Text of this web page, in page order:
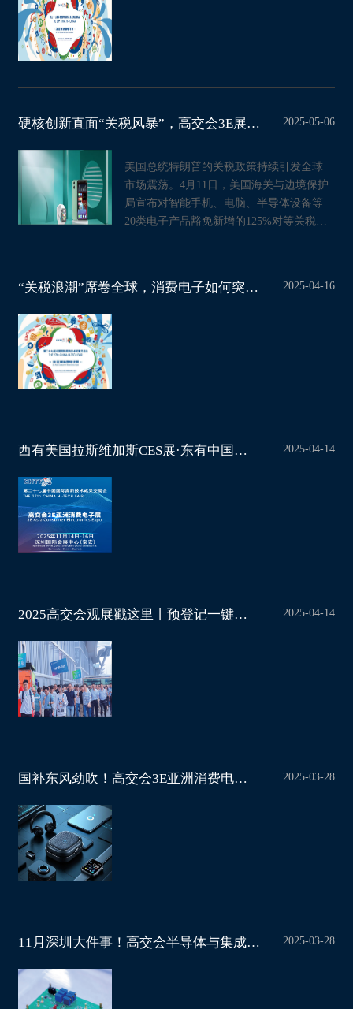
硬核创新直面“关税风暴”，高交会3E展特设智能手机专区助力品牌突围 2025-05-06
美国总统特朗普的关税政策持续引发全球
市场震荡。4月11日，美国海关与边境保护
局宣布对智能手机、电脑、半导体设备等
20类电子产品豁免新增的125%对等关税，
“关税浪潮”席卷全球，消费电子如何突围？高交会3E亚洲消费电子展点亮破局 2025-04-16
西有美国拉斯维加斯CES展·东有中国深圳高交会3E亚洲消费电子展 2025-04-14
2025高交会观展戳这里丨预登记一键搞定，畅享VIP级入场体验 2025-04-14
国补东风劲吹！高交会3E亚洲消费电子展成“黄金跳板＂ 2025-03-28
11月深圳大件事！高交会半导体与集成电路展：5000+企业踊跃参展，优势席位告 2025-03-28